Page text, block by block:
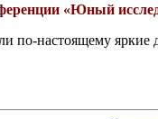
«Юный
настоящему яркие